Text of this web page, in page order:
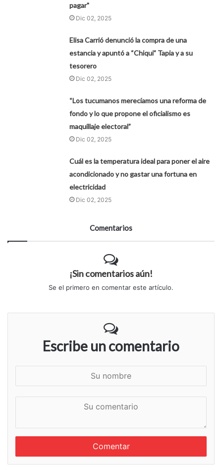
pagar"
Dic 02, 2025
Elisa Carrió denunció la compra de una
estancia y apuntó a “Chiqui” Tapia y a su
tesorero
Dic 02, 2025
“Los tucumanos merecíamos una reforma de
fondo y lo que propone el oficialismo es
maquillaje electoral”
Dic 02, 2025
Cuál es la temperatura ideal para poner el aire
acondicionado y no gastar una fortuna en
electricidad
Dic 02, 2025
Comentarios
¡Sin comentarios aún!
Se el primero en comentar este artículo.
Escribe un comentario
n